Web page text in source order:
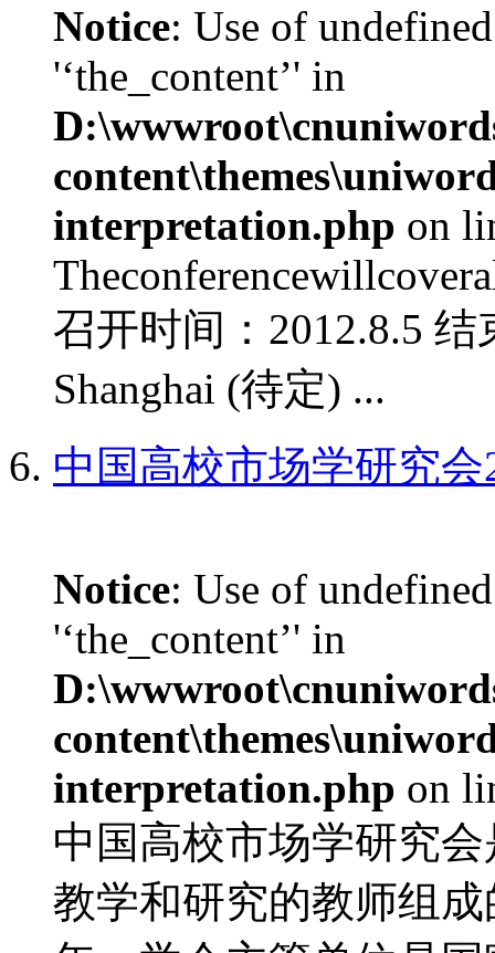
Notice: Use of
'‘the_content’' in
interpretation.php on
召开时间：2012.8.5
Shanghai (待定) ...
中国高校市场学研究会
Notice: Use of
'‘the_content’' in
interpretation.php on
中国高校市场学研究
教学和研究的教师组